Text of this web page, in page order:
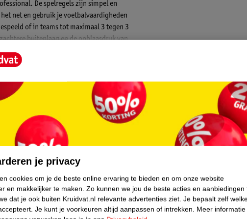
De spelregels zijn simpel en
net en gebruik je voetbalvaardigheden
of in teams tot maximaal 3 tegen 3
buitenlaag en de opblaasdruk van
Het opzetten van Kickit neemt nog geen
neem je het Kickit voetbaltennis spel
Het Kickit voetbaltennisspel wordt
een afmeting van 200 cm breed en 60
je privacy
cookies om je de beste online ervaring te bieden en om onze website
en makkelijker te maken. Zo kunnen we jou de beste acties en aanbiedingen
dat je ook buiten Kruidvat.nl relevante advertenties ziet. Je bepaalt zelf
Je kunt je voorkeuren altijd aanpassen of intrekken. Meer